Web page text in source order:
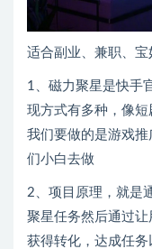
适合副业、兼职、宝
1、磁力聚星是快手
现方式有多种，像短
我们要做的是游戏
们小白去做
2、项目原理，就是
聚星任务然后通过让
获得转化，达成任务